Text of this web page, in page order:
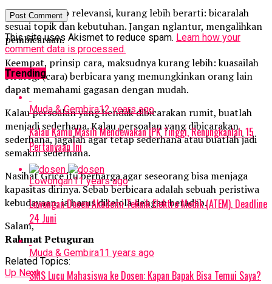
Ketiga, prinsip relevansi, kurang lebih berarti: bicaralah
sesuai topik dan kebutuhan. Jangan nglantur, mengalihkan
pembicaraan.
Keempat, prinsip cara, maksudnya kurang lebih: kuasailah
strategi (cara) berbicara yang memungkinkan orang lain
dapat memahami gagasan dengan mudah.
Kalau persoalan yang hendak dibicarakan rumit, buatlah
menjadi sederhana. Kalau persoalan yang dibicarakan
sederhana, jagalah agar tetap sederhana atau buatlah jadi
semakin sederhana.
Nasihat Grice itu berharga agar seseorang bisa menjaga
kapasitas dirinya. Sebab berbicara adalah sebuah peristiwa
kebudayaan, ia harus dikelola dengan beradab.
Salam,
Rahmat Petuguran
Related Topics:
Up Next
This site uses Akismet to reduce spam. Learn how your
comment data is processed.
Trending
Muda & Gembira12 years ago
Kalau Kamu Masih Mendewakan IPK Tinggi, Renungkanlah 15
Pertanyaan Ini
Lowongan11 years ago
Lowongan Dosen Akademi Teknik Elektro Medik (ATEM), Deadline
24 Juni
Muda & Gembira11 years ago
SMS Lucu Mahasiswa ke Dosen: Kapan Bapak Bisa Temui Saya?